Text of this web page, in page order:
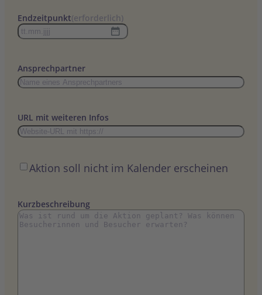
MM
Punkt
JJJJ
Endzeitpunkt(erforderlich)
TT
MM
Punkt
Ansprechpartner
URL mit weiteren Infos
Öffentlich
Aktion soll nicht im Kalender erscheinen
Kurzbeschreibung